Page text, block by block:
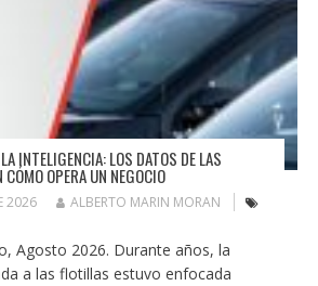
INTELIGENCIA: LOS DATOS DE LAS
OPERA UN NEGOCIO
2026
ALBERTO MARIN MORAN
Agosto 2026. Durante años, la
a las flotillas estuvo enfocada